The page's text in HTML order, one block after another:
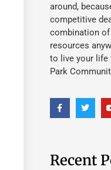
around,
competitive
combination of
resources
to live your life
Park
Recent